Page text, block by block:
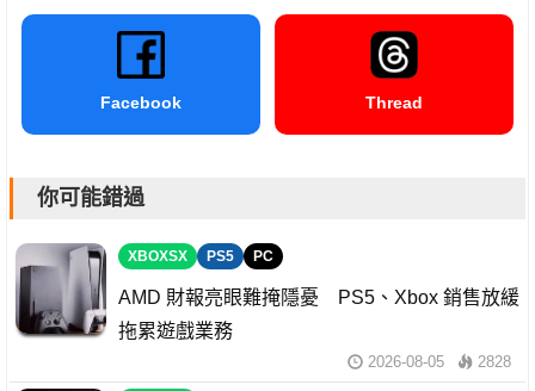
Facebook Thread
你可能錯過
XBOXSX PS5 PC
AMD 財報亮眼難掩隱憂 PS5、Xbox 銷售放緩
拖累遊戲業務
2026-08-05 2828